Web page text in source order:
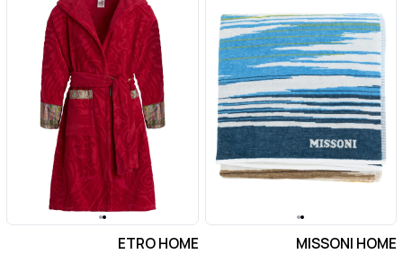
MISSONI HOME
ETRO HOME